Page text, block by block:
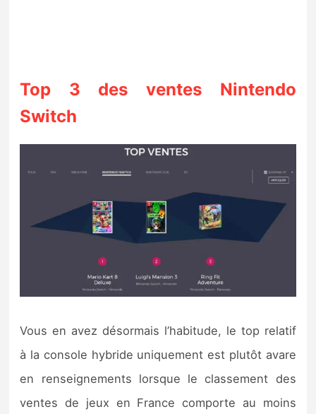
Top 3 des ventes Nintendo
Switch
Vous en avez désormais l’habitude, le top relatif
à la console hybride uniquement est plutôt avare
en renseignements lorsque le classement des
ventes de jeux en France comporte au moins